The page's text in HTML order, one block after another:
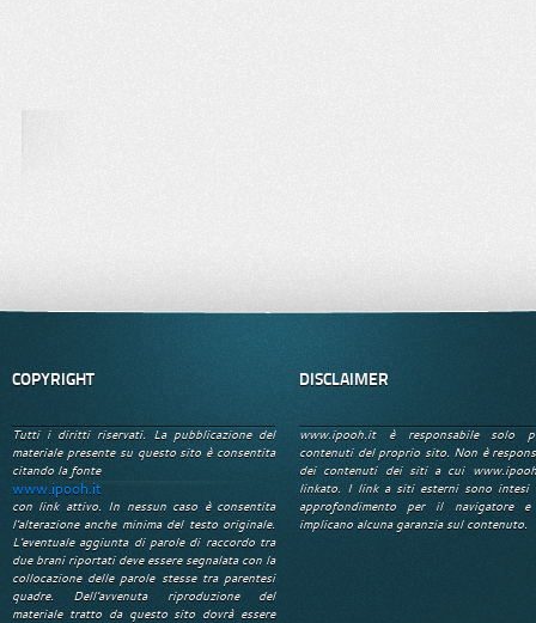
COPYRIGHT
Tutti i diritti riservati. La pubblicazione del
materiale presente su questo sito è consentita
citando la fonte
www.ipooh.it
con link attivo. In nessun caso è consentita
l'alterazione anche minima del testo originale.
L'eventuale aggiunta di parole di raccordo tra
due brani riportati deve essere segnalata con la
collocazione delle parole stesse tra parentesi
quadre. Dell'avvenuta riproduzione del
materiale tratto da questo sito dovrà essere
DISCLAIMER
www.ipooh.it è responsabile solo
contenuti del proprio sito. Non è
dei contenuti dei siti a cui
linkato. I link a siti esterni sono intesi
approfondimento per il navigatore
implicano alcuna garanzia sul contenuto.